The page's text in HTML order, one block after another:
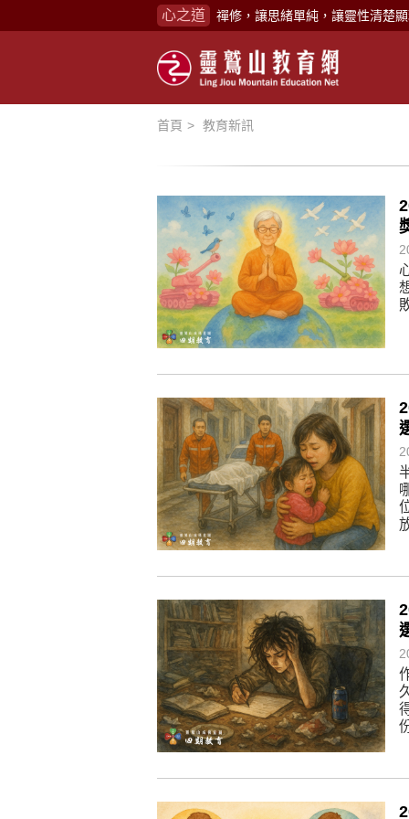
心之道 禪修，讓思緒單純，讓靈性清楚
念頭在心頭，不舒服；轉個念頭
煩惱如同下雨，當雨過天晴，雨
懂得消化煩惱，便能讓生活自在
生命是不斷流動地，安靜下來，
不執著、不妄想，當下即圓滿。
心不跟隨現下煩惱，不隨就不會
學佛，就是學著拭去塵埃。
不要看小小的慈悲，它是無盡的
禪修，讓思緒單純，讓靈性清楚
懂得消化煩惱，便能讓生活自在
負面是惡業，消極是惡業，悲觀
生命是不斷流動地，安靜下來，
不執著、不妄想，當下即圓滿。
首頁 教育新訊